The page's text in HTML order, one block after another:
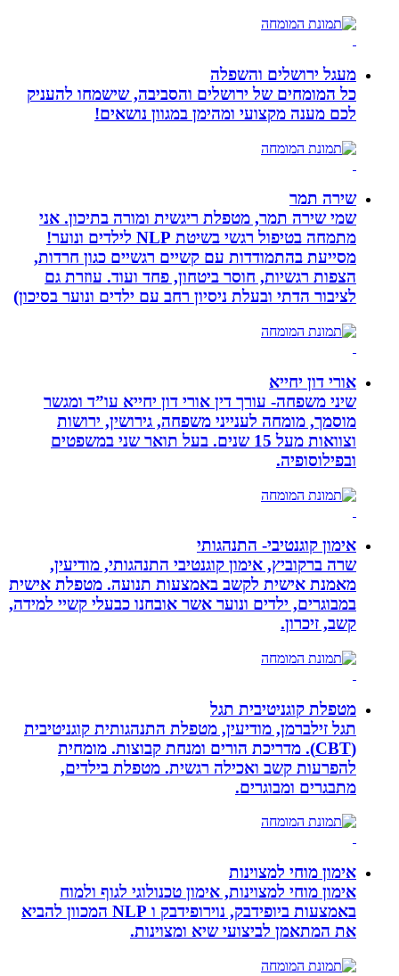
מעגל ירושלים והשפלה
כל המומחים של ירושלים והסביבה, שישמחו להעניק
לכם מענה מקצועי ומהימן במגוון נושאים!
שירה תמר
שמי שירה תמר, מטפלת ריגשית ומורה בתיכון. אני
מתמחה בטיפול רגשי בשיטת NLP לילדים ונוער!
מסייעת בהתמודדות עם קשיים רגשיים כגון חרדות,
הצפות רגשיות, חוסר ביטחון, פחד ועוד. עוזרת גם
לציבור הדתי ובעלת ניסיון רחב עם ילדים ונוער בסיכון)
אורי דון יחייא
שיני משפחה- עורך דין אורי דון יחייא עו”ד ומגשר
מוסמך, מומחה לענייני משפחה, גירושין, ירושות
וצוואות מעל 15 שנים. בעל תואר שני במשפטים
ובפילוסופיה.
אימון קוגנטיבי- התנהגותי
שרה ברקוביץ, אימון קוגנטיבי התנהגותי, מודיעין,
מאמנת אישית לקשב באמצעות תנועה. מטפלת אישית
במבוגרים, ילדים ונוער אשר אובחנו כבעלי קשיי למידה,
קשב, זיכרון.
מטפלת קוגניטיבית תגל
תגל זילברמן, מודיעין, מטפלת התנהגותית קוגניטיבית
(CBT). מדריכת הורים ומנחת קבוצות. מומחית
להפרעות קשב ואכילה רגשית. מטפלת בילדים,
מתבגרים ומבוגרים.
אימון מוחי למצוינות
אימון מוחי למצוינות, אימון טכנולוגי לגוף ולמוח
באמצעות ביופידבק, נוירופידבק ו NLP המכוון להביא
את המתאמן לביצועי שיא ומצוינות.